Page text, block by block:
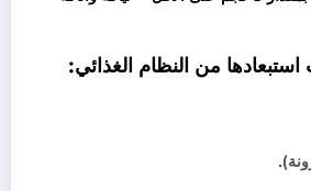
من النظام الغذائي: